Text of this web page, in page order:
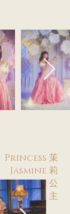
Princess 茉
Jasmine 莉
公
主